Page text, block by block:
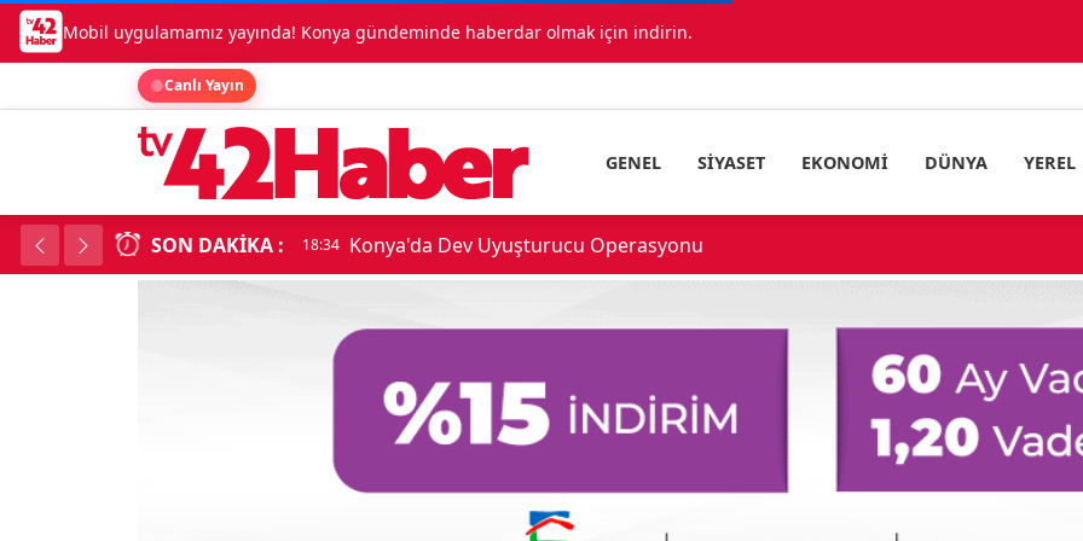
Mobil uygulamamız yayında! Konya gündeminde haberdar olmak için indirin.
Canlı Yayın
GENEL SIYASET EKONOMI DÜNYA YEREL
SON DAKIKA : 18:34 Konya'da Dev Uyuşturucu Operasyonu